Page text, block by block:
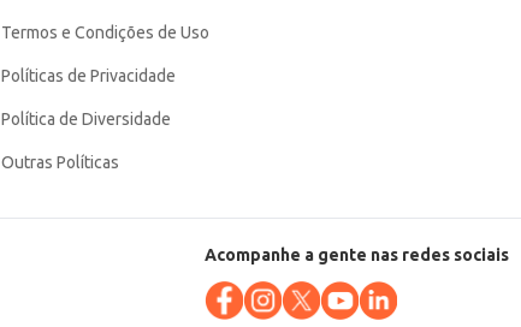
Termos e Condições de Uso
Políticas de Privacidade
Política de Diversidade
Outras Políticas
Acompanhe a gente nas redes sociais